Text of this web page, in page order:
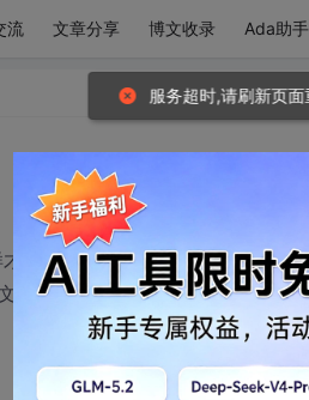
流 文章分享 博文收录 Ada助手
能不把目录页压缩进去。比如我
件，求解。
服务超时,请刷新页面